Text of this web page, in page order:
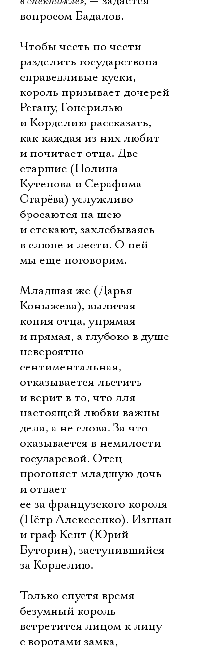
вопросом Бадалов.
Чтобы честь по чести
разделить государствона
справедливые куски,
король призывает дочерей
Регану, Гонерилью
и Корделию рассказать,
как каждая из них любит
и почитает отца. Две
старшие (Полина
Кутепова и Серафима
Огарёва) услужливо
бросаются на шею
и стекают, захлебываясь
в слюне и лести. О ней
мы еще поговорим.
Младшая же (Дарья
Коныжева), вылитая
копия отца, упрямая
и прямая, а глубоко в душе
невероятно
сентиментальная,
отказывается льстить
и верит в то, что для
настоящей любви важны
дела, а не слова. За что
оказывается в немилости
государевой. Отец
прогоняет младшую дочь
и отдает
ее за французского короля
(Пётр Алексеенко). Изгнан
и граф Кент (Юрий
Буторин), заступившийся
за Корделию.
Только спустя время
безумный король
встретится лицом к лицу
с воротами замка,